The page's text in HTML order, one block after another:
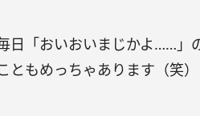
日「おいおいまじかよ……」
ともめっちゃあります（笑）